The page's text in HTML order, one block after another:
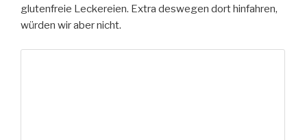
glutenfreie Leckereien. Extra deswegen dort hinfahren,
würden wir aber nicht.